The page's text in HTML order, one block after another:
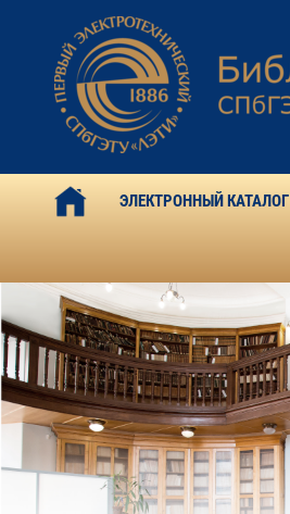
ЭЛЕКТРОННЫЙ КАТАЛОГ